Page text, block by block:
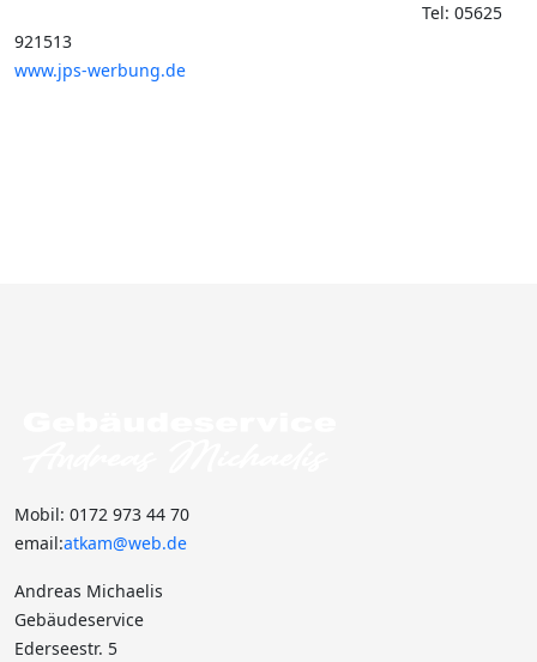
Tel: 05625
921513
www.jps-werbung.de
Mobil: 0172 973 44 70
email:atkam@web.de
Andreas Michaelis
Gebäudeservice
Ederseestr. 5